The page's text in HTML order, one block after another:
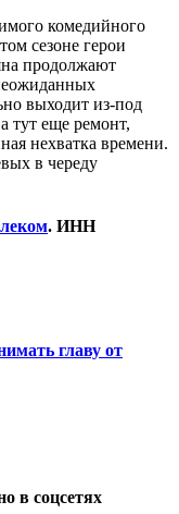
комедийного
сезоне герои
продолжают
выходит из-под
тут еще ремонт,
нехватка времени.
в череду
. ИНН
главу от
в соцсетях